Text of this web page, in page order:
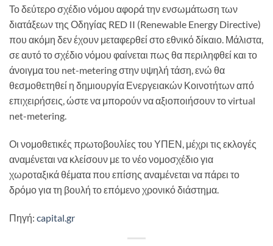
Το δεύτερο σχέδιο νόμου αφορά την ενσωμάτωση των
διατάξεων της Οδηγίας RED II (Renewable Energy Directive)
που ακόμη δεν έχουν μεταφερθεί στο εθνικό δίκαιο. Μάλιστα,
σε αυτό το σχέδιο νόμου φαίνεται πως θα περιληφθεί και το
άνοιγμα του net-metering στην υψηλή τάση, ενώ θα
θεσμοθετηθεί η δημιουργία Ενεργειακών Κοινοτήτων από
επιχειρήσεις, ώστε να μπορούν να αξιοποιήσουν το virtual
net-metering.
Οι νομοθετικές πρωτοβουλίες του ΥΠΕΝ, μέχρι τις εκλογές
αναμένεται να κλείσουν με το νέο νομοσχέδιο για
χωροταξικά θέματα που επίσης αναμένεται να πάρει το
δρόμο για τη βουλή το επόμενο χρονικό διάστημα.
Πηγή: capital.gr